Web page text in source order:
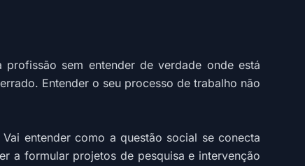
sem entender de verdade onde está
Entender o seu processo de trabalho não
entender como a questão social se conecta
a formular projetos de pesquisa e intervenção